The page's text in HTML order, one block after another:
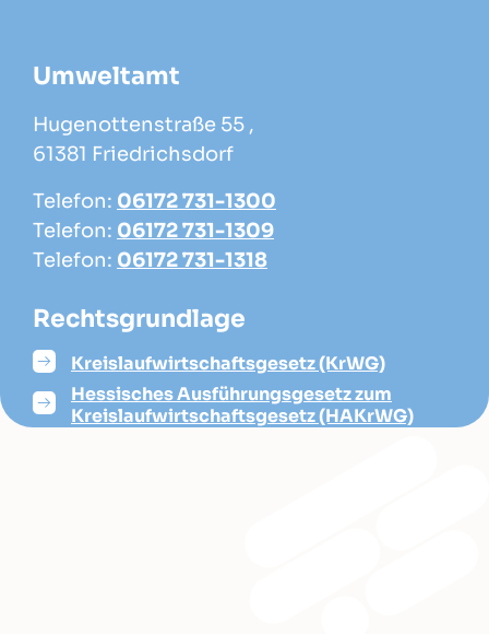
Umweltamt
Hugenottenstraße 55 ,
61381 Friedrichsdorf
Telefon: 06172 731-1300
Telefon: 06172 731-1309
Telefon: 06172 731-1318
Rechtsgrundlage
Kreislaufwirtschaftsgesetz (KrWG)
Hessisches Ausführungsgesetz zum
Kreislaufwirtschaftsgesetz (HAKrWG)